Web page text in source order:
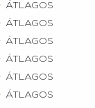
ÁTLAGOS
ÁTLAGOS
ÁTLAGOS
ÁTLAGOS
ÁTLAGOS
ÁTLAGOS